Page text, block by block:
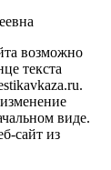
возможно
текста
виде.
сайт из